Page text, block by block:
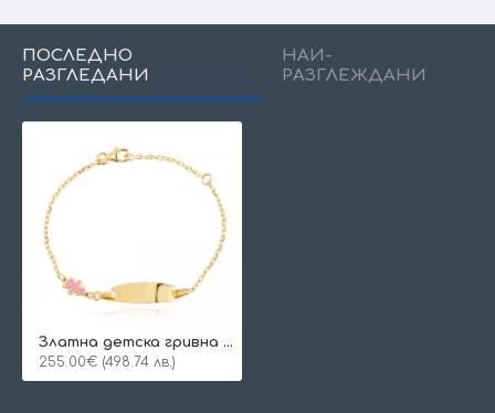
ПОСЛЕДНО
РАЗГЛЕДАНИ
НАЙ-
РАЗГЛЕЖДАНИ
Златна детска гривна Girl
255.00€ (498.74 лв.)